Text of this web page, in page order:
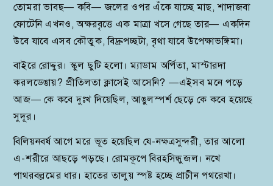
তোমরা ভাবছ— কবি— জলের ওপর এঁকে যাচ্ছে মাছ, শাদাজবা
ফোটেনি এখনও, অক্ষরবৃত্তে এক মাত্রা খসে গেছে তার— একদিন
উবে যাবে এসব কৌতুক, বিদ্রুপচ্ছটা, বৃথা যাবে উপেক্ষাভঙ্গিমা।
বাইরে রোদ্দুর। স্কুল ছুটি হলো। ম্যাডাম অর্পিতা, মাস্টারদা
করলডেঙায়? প্রীতিলতা ক্লাসেই আসেনি? —এইসব মনে পড়ে
আজ— কে কবে দুঃখ দিয়েছিল, আঙুলস্পর্শ ছেড়ে কে কবে হয়েছে
সুদূর।
বিলিয়নবর্ষ আগে মরে ভূত হয়েছিল যে-নক্ষত্রসুন্দরী, তার আলো
এ-শরীরে আছড়ে পড়ছে। রোমকূপে বিরহসিন্ধুজল। নখে
পাথরবল্লমের ধার। হাতের তালুয় স্পষ্ট হচ্ছে প্রাচীন পথরেখা।